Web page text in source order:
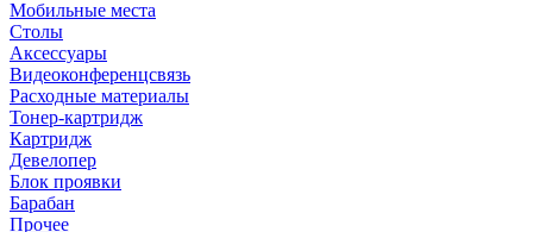
Мобильные места
Столы
Аксессуары
Видеоконференцсвязь
Расходные материалы
Тонер-картридж
Картридж
Девелопер
Блок проявки
Барабан
Прочее